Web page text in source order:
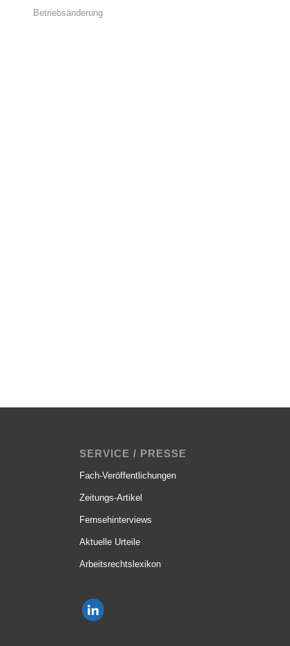
Betriebsänderung
SERVICE / PRESSE
Fach-Veröffentlichungen
Zeitungs-Artikel
Fernsehinterviews
Aktuelle Urteile
Arbeitsrechtslexikon